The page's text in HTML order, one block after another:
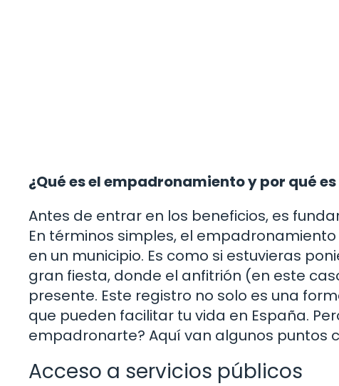
¿Qué es el empadronamiento y por qué
Antes de entrar en los beneficios, es
En términos simples, el
en un municipio. Es como si estuvieras
gran fiesta, donde el anfitrión (en este
presente. Este registro no solo es una
que pueden facilitar tu vida en España.
empadronarte? Aquí van algunos puntos
Acceso a servicios públicos